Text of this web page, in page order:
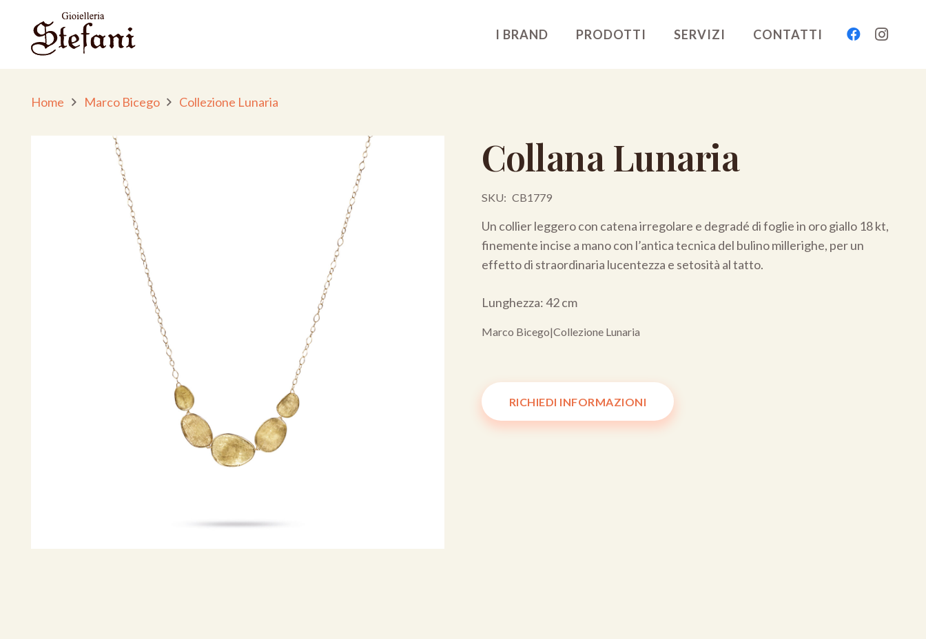
I BRAND PRODOTTI SERVIZI CONTATTI
Home Marco Bicego Collezione Lunaria
Collana Lunaria
SKU: CB1779
Un collier leggero con catena irregolare e degradé di foglie in oro giallo 18 kt,
finemente incise a mano con l’antica tecnica del bulino millerighe, per un
effetto di straordinaria lucentezza e setosità al tatto.
Lunghezza: 42 cm
Marco Bicego|Collezione Lunaria
RICHIEDI INFORMAZIONI